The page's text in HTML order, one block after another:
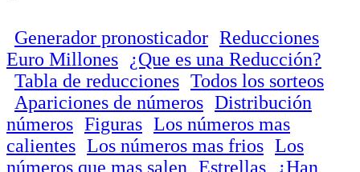
Generador pronosticador Reducciones
Euro Millones
¿Que es una Reducción?
Tabla de reducciones Todos los sorteos
Apariciones de números Distribución
números Figuras Los números mas
calientes Los números mas frios Los
números que mas salen Estrellas
¿Han